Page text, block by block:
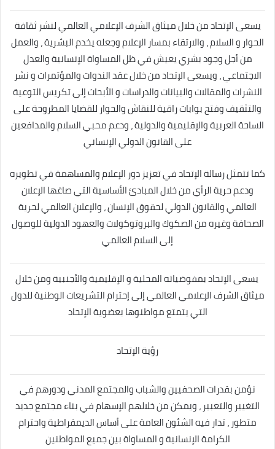
يسعى الإتحاد من خلال ميثاق الشرف الإعلامي العالمي لنشر ثقافة
الحوار و السلام ، والارتقاء بمسار الإعلام وجعله يخدم البشرية ، والعمل
من أجل وجود بشري يعيش في ظل المساواة الإنسانية والعدل
الاجتماعي ، ويسعى الإتحاد من خلال عقد الندوات والمؤتمرات و نشر
النشرات والمقالات والبيانات والدراسات و الأبحاث إلى تكريس التوعية
والتثقيف وفتح بوابات راقية للنقاش والحوار للقضايا المطروحة على
الساحة العربية والإقليمية والدولية ، ودعم محبي السلام والمدافعين
على القانون الدولي الإنساني
كما تتمثل رسالة الإتحاد في تعزيز دور الإعلام والمساهمة في تطويره
ودعم حرية الرأي من خلال المبادئ الأساسية التي صاغها الإعلان
العالمي والقانون الدولي لحقوق الإنسان ، والإعلان العالمي لحرية
الصحافة وغيره من الصكوك والبروتوكولات والعهود الدولية للوصول
إلى السلام العالمي
يسعى الإتحاد بمفوضياته المحلية و الإقليمية والأجنبية ومن خلال
ميثاق الشرف الإعلامي العالمي إلى إحترام التشريعات الوطنية للدول
التي يتمتع مواطنوها بعضوية الإتحاد
رؤية الإتحاد
نؤمن بقدرات الصحفيين والشباب والمجتمع المدني ودورهم في
التغيير والتعبير ، ويمكن من خلالهم الإسهام في بناء مجتمع جديد
متطور ، تدار فيه الشئون العامة على أساس الديمقراطية واحترام
الكرامة الإنسانية و المساواة بين جميع المواطنين